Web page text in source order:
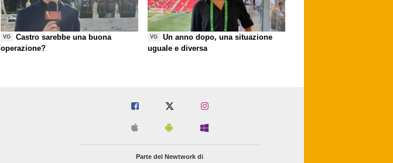
VG
Castro sarebbe una buona
operazione?
VG
Un anno dopo, una situazione
uguale e diversa
Parte del Newtwork di